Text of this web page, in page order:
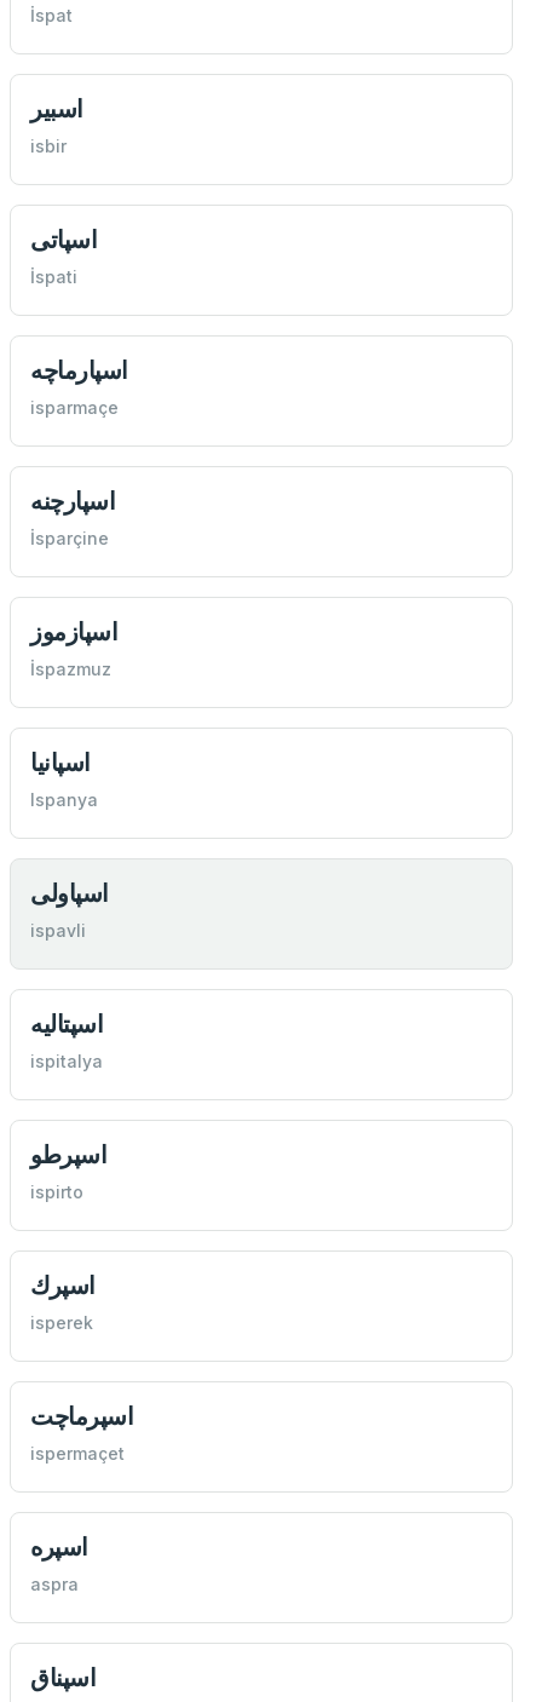
İspat
اسبير
isbir
اسپاتی
İspati
اسپارماچه
isparmaçe
اسپارچنه
İsparçine
اسپازموز
İspazmuz
اسپانيا
Ispanya
اسپاولی
ispavli
اسپتاليه
ispitalya
اسپرطو
ispirto
اسپرك
isperek
اسپرماچت
ispermaçet
اسپره
aspra
اسپناق